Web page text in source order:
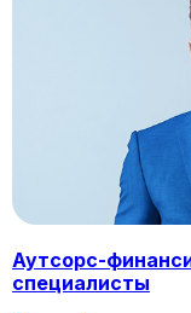
Аутсорс-
специалисты